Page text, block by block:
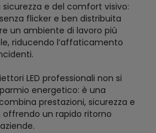
e del comfort visivo:
flicker e ben distribuita
un ambiente di lavoro più
riducendo l’affaticamento
LED professionali non si
energetico: è una
prestazioni, sicurezza e
un rapido ritorno